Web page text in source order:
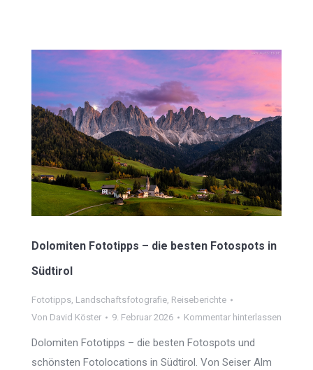
Dolomiten Fototipps – die besten Fotospots in
Südtirol
Fototipps, Landschaftsfotografie, Reiseberichte
Von David Köster 9. Februar 2026 Kommentar hinterlassen
Dolomiten Fototipps – die besten Fotospots und
schönsten Fotolocations in Südtirol. Von Seiser Alm